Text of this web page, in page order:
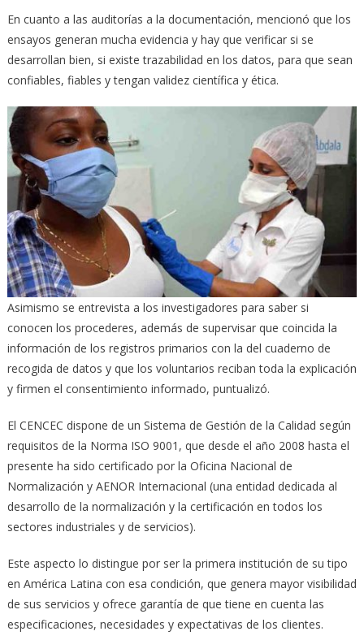
En cuanto a las auditorías a la documentación, mencionó que los
ensayos generan mucha evidencia y hay que verificar si se
desarrollan bien, si existe trazabilidad en los datos, para que sean
confiables, fiables y tengan validez científica y ética.
Asimismo se entrevista a los investigadores para saber si
conocen los procederes, además de supervisar que coincida la
información de los registros primarios con la del cuaderno de
recogida de datos y que los voluntarios reciban toda la explicación
y firmen el consentimiento informado, puntualizó.
El CENCEC dispone de un Sistema de Gestión de la Calidad según
requisitos de la Norma ISO 9001, que desde el año 2008 hasta el
presente ha sido certificado por la Oficina Nacional de
Normalización y AENOR Internacional (una entidad dedicada al
desarrollo de la normalización y la certificación en todos los
sectores industriales y de servicios).
Este aspecto lo distingue por ser la primera institución de su tipo
en América Latina con esa condición, que genera mayor visibilidad
de sus servicios y ofrece garantía de que tiene en cuenta las
especificaciones, necesidades y expectativas de los clientes.